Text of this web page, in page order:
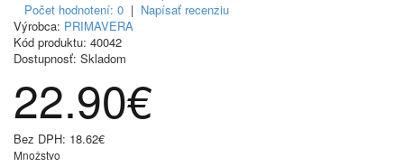
Počet hodnotení: 0 | Napísať recenziu
Výrobca: PRIMAVERA
Kód produktu: 40042
Dostupnosť: Skladom
22.90€
Bez DPH: 18.62€
Množstvo